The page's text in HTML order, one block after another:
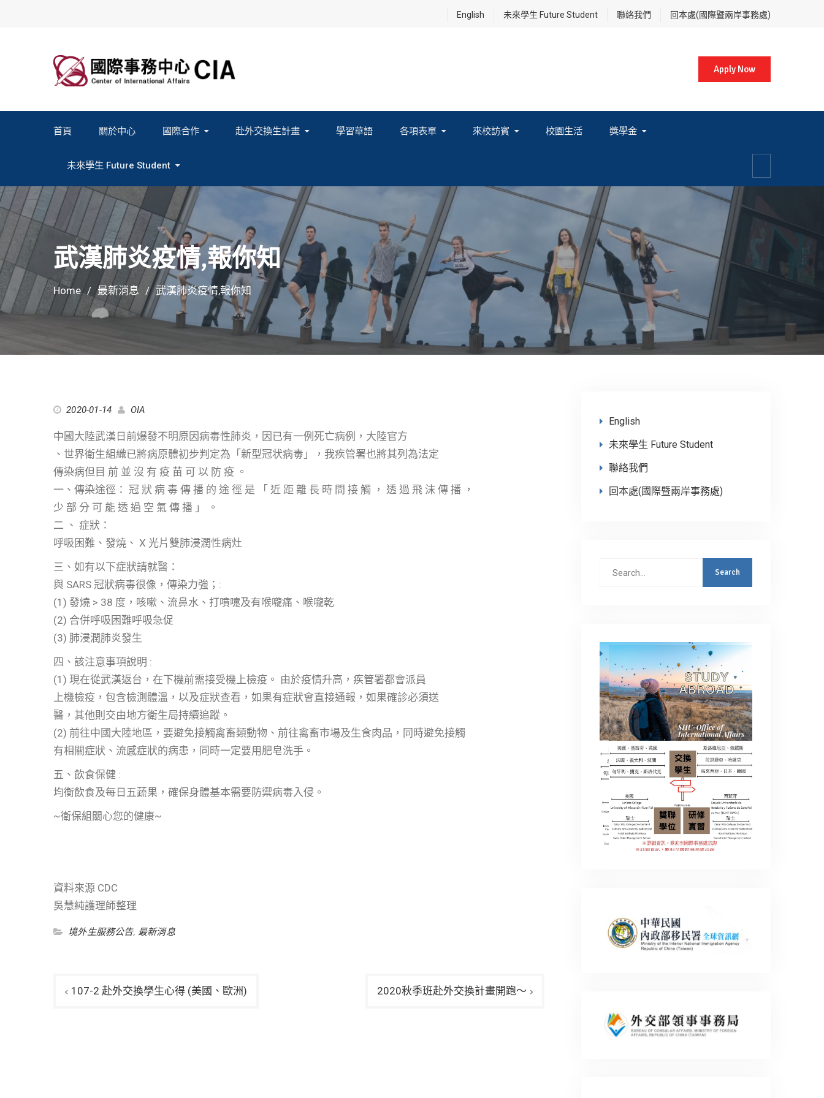
English 未來學生 Future Student 聯絡我們 回本處(國際暨兩岸事務處)
Apply Now
首頁 關於中心 國際合作 赴外交換生計畫 學習華語 各項表單 來校訪賓 校園生活 獎學金
未來學生 Future Student
武漢肺炎疫情,報你知
Home 最新消息 武漢肺炎疫情,報你知
2020-01-14 OIA
中國大陸武漢日前爆發不明原因病毒性肺炎，因已有一例死亡病例，大陸官方
、世界衛生組織已將病原體初步判定為「新型冠状病毒」，我疾管署也將其列為法定
傳染病但目 前 並 沒 有 疫 苗 可 以 防 疫 。
一、傳染途徑： 冠 狀 病 毒 傳 播 的 途 徑 是 「 近 距 離 長 時 間 接 觸 ， 透 過 飛 沫 傳 播 ，
少 部 分 可 能 透 過 空 氣 傳 播 」 。
二 、 症狀：
呼吸困難、發燒、 X 光片雙肺浸潤性病灶
三、如有以下症狀請就醫：
與 SARS 冠狀病毒很像，傳染力強；:
(1) 發燒 > 38 度，咳嗽、流鼻水、打噴嚏及有喉嚨痛、喉嚨乾
(2) 合併呼吸困難呼吸急促
(3) 肺浸潤肺炎發生
四、該注意事項說明 :
(1) 現在從武漢返台，在下機前需接受機上檢疫。 由於疫情升高，疾管署都會派員
上機檢疫，包含檢測體溫，以及症狀查看，如果有症狀會直接通報，如果確診必須送
醫，其他則交由地方衛生局持續追蹤。
(2) 前往中國大陸地區，要避免接觸禽畜類動物、前往禽畜市場及生食肉品，同時避免接觸
有相關症狀、流感症狀的病患，同時一定要用肥皂洗手。
五、飲食保健 :
均衡飲食及每日五蔬果，確保身體基本需要防禦病毒入侵。
~衛保組關心您的健康~
資料來源 CDC
吳慧純護理師整理
境外生服務公告,最新消息
107-2 赴外交換學生心得 (美國、歐洲) 2020秋季班赴外交換計畫開跑～
English
未來學生 Future Student
聯絡我們
回本處(國際暨兩岸事務處)
Search